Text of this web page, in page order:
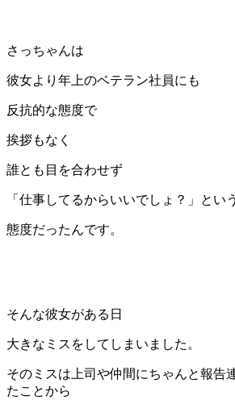
さっちゃんは
彼女より年上のベテラン社員にも
反抗的な態度で
挨拶もなく
誰とも目を合わせず
「仕事してるからいいでしょ？」という
態度だったんです。
そんな彼女がある日
大きなミスをしてしまいました。
そのミスは上司や仲間にちゃんと報告
たことから